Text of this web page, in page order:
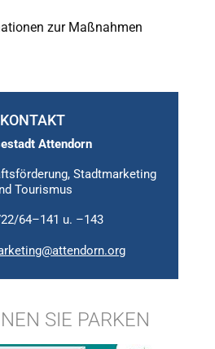
zur Maßnahmen
KONTAKT
Attendorn
Stadtmarketing
Tourismus
64–141 u. –143
SIE PARKEN